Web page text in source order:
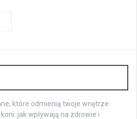
które odmienią twoje wnętrze
jak wpływają na zdrowie i